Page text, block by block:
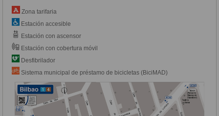
Zona tarifaria
Estación accesible
Estación con ascensor
Estación con cobertura móvil
Desfibrilador
Sistema municipal de préstamo de bicicletas (BiciMAD)